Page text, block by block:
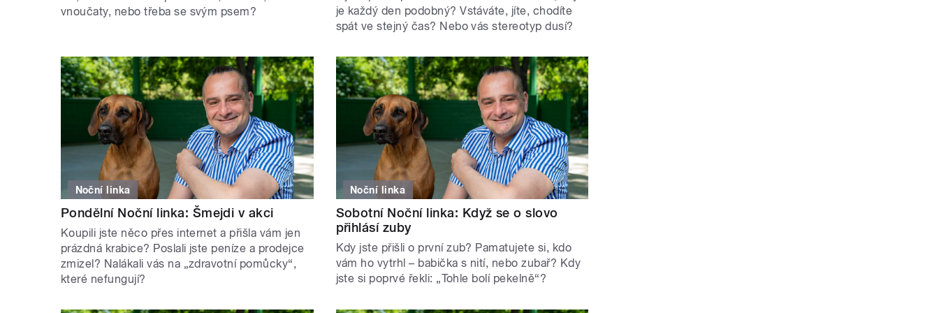
vnoučaty, nebo třeba se svým psem?
je každý den podobný? Vstáváte, jíte, chodíte
spát ve stejný čas? Nebo vás stereotyp dusí?
Noční linka
Pondělní Noční linka: Šmejdi v akci
Koupili jste něco přes internet a přišla vám jen
prázdná krabice? Poslali jste peníze a prodejce
zmizel? Nalákali vás na „zdravotní pomůcky“,
které nefungují?
Noční linka
Sobotní Noční linka: Když se o slovo
přihlásí zuby
Kdy jste přišli o první zub? Pamatujete si, kdo
vám ho vytrhl – babička s nití, nebo zubař? Kdy
jste si poprvé řekli: „Tohle bolí pekelně“?